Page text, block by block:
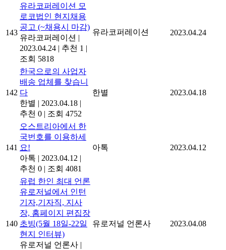
143
유라코퍼레이션 모
로코법인 현지채용
공고 (~채용시 마감)
유라코퍼레이션 |
2023.04.24 | 추천 1 |
조회 5818
유라코퍼레이션 2023.04.24
142
한국으로의 사업자
배송 업체를 찾습니
다
한별 | 2023.04.18 |
추천 0 | 조회 4752
한별 2023.04.18
141
오스트리아에서 한
국번호를 이용하세
요!
아톡 | 2023.04.12 |
추천 0 | 조회 4081
아톡 2023.04.12
140
유럽 한인 최대 언론
유로저널에서 인턴
기자,기자직, 지사
장, 홈페이지 편집장
초빙(5월 18일-22일
현지 인터뷰)
유로저널 언론사 |
유로저널 언론사 2023.04.08